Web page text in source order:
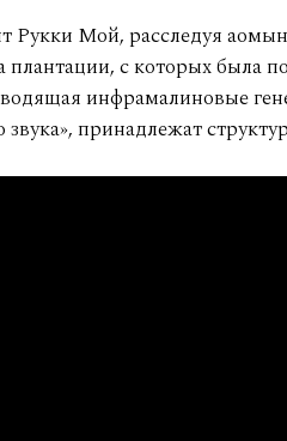
Рукки Мой, расследуя
с которых была
инфрамалиновые
звука», принадлежат